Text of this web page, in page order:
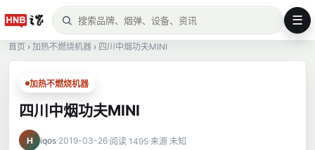
☰
首页 › 加热不燃烧机器 › 四川中烟功夫MINI
加热不燃烧机器
四川中烟功夫MINI
H iqos 2019-03-26 阅读 1495 来源 未知